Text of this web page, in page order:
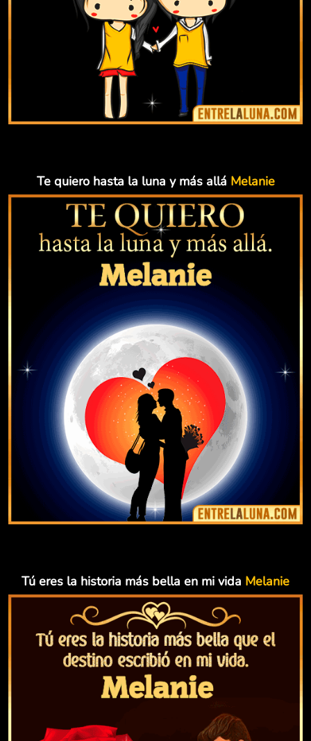
Te quiero hasta la luna y más allá Melanie
Tú eres la historia más bella en mi vida Melanie